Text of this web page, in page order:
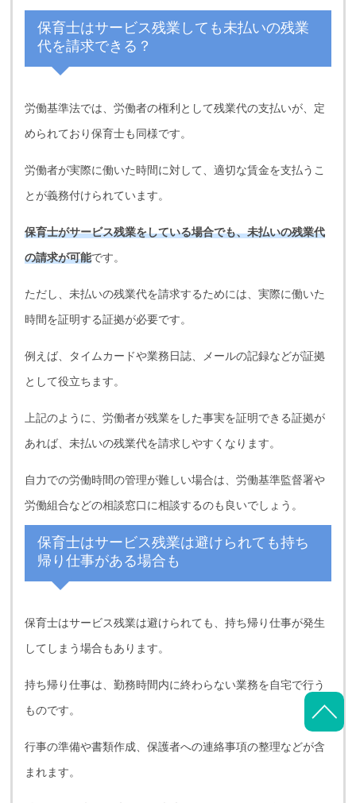
保育士はサービス残業しても未払いの残業
代を請求できる？
労働基準法では、労働者の権利として残業代の支払いが、定
められており保育士も同様です。
労働者が実際に働いた時間に対して、適切な賃金を支払うこ
とが義務付けられています。
保育士がサービス残業をしている場合でも、未払いの残業代
の請求が可能です。
ただし、未払いの残業代を請求するためには、実際に働いた
時間を証明する証拠が必要です。
例えば、タイムカードや業務日誌、メールの記録などが証拠
として役立ちます。
上記のように、労働者が残業をした事実を証明できる証拠が
あれば、未払いの残業代を請求しやすくなります。
自力での労働時間の管理が難しい場合は、労働基準監督署や
労働組合などの相談窓口に相談するのも良いでしょう。
保育士はサービス残業は避けられても持ち
帰り仕事がある場合も
保育士はサービス残業は避けられても、持ち帰り仕事が発生
してしまう場合もあります。
持ち帰り仕事は、勤務時間内に終わらない業務を自宅で行う
ものです。
行事の準備や書類作成、保護者への連絡事項の整理などが含
まれます。